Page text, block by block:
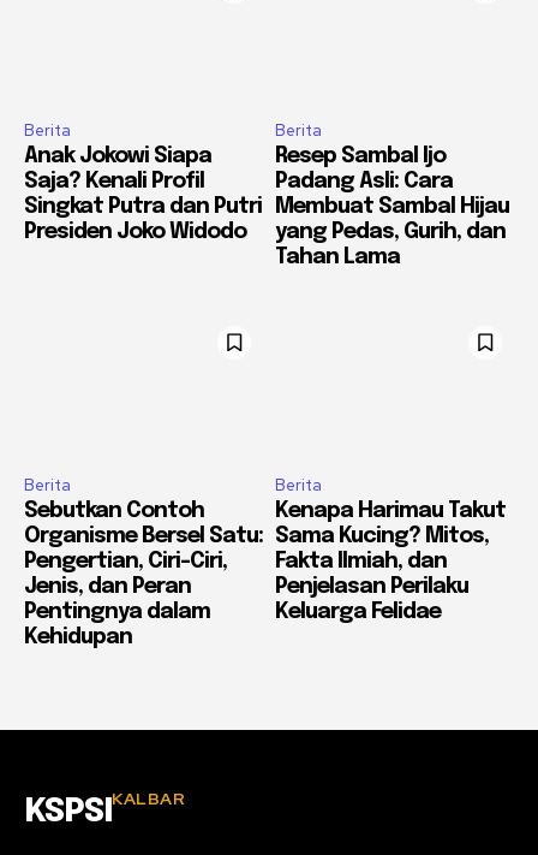
Berita
Anak Jokowi Siapa
Saja? Kenali Profil
Singkat Putra dan Putri
Presiden Joko Widodo
Berita
Resep Sambal Ijo
Padang Asli: Cara
Membuat Sambal Hijau
yang Pedas, Gurih, dan
Tahan Lama
Berita
Sebutkan Contoh
Organisme Bersel Satu:
Pengertian, Ciri-Ciri,
Jenis, dan Peran
Pentingnya dalam
Kehidupan
Berita
Kenapa Harimau Takut
Sama Kucing? Mitos,
Fakta Ilmiah, dan
Penjelasan Perilaku
Keluarga Felidae
KSPSI KALBAR